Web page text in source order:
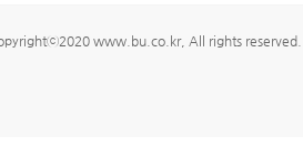
www.bu.co.kr, All rights reserved.